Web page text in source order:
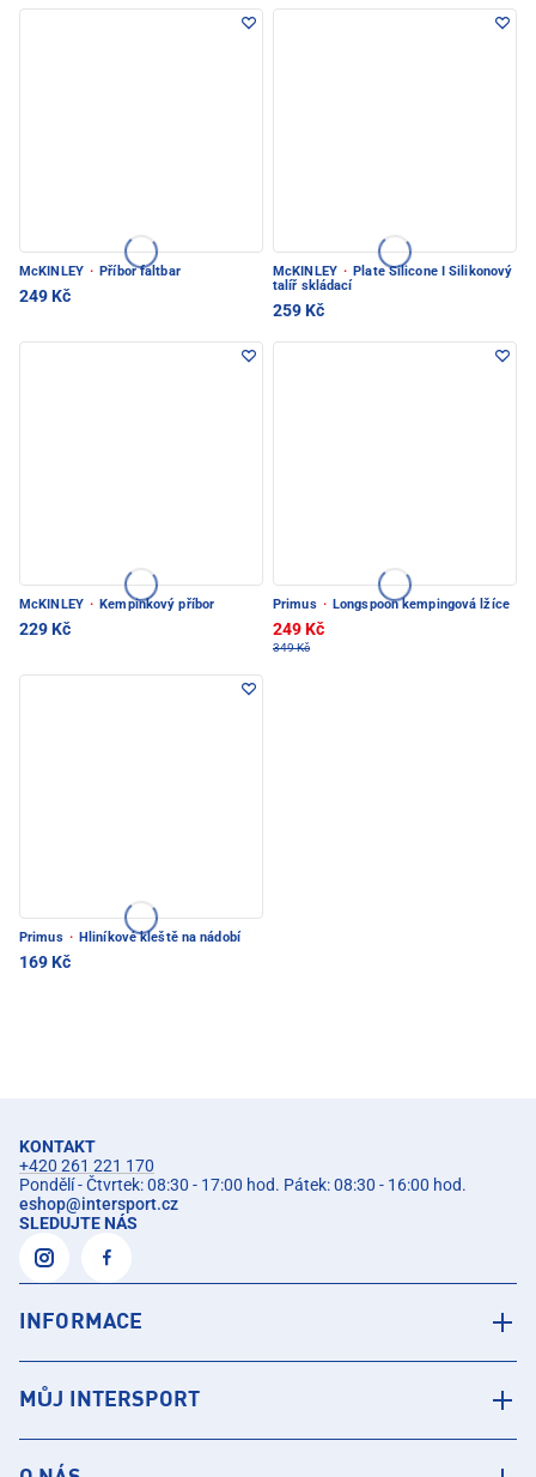
McKINLEY · Příbor faltbar
249 Kč
McKINLEY · Plate Silicone I Silikonový
talíř skládací
259 Kč
McKINLEY · Kempinkový příbor
229 Kč
Primus · Longspoon kempingová lžíce
249 Kč
349 Kč
Primus · Hliníkové kleště na nádobí
169 Kč
KONTAKT
+420 261 221 170
Pondělí - Čtvrtek: 08:30 - 17:00 hod. Pátek: 08:30 - 16:00 hod.
eshop@intersport.cz
SLEDUJTE NÁS
INFORMACE
MŮJ INTERSPORT